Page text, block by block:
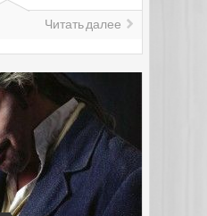
Читать далее